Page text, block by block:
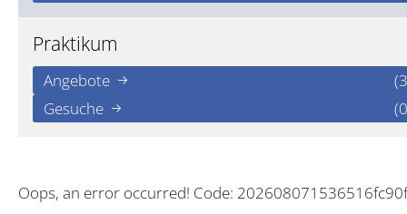
Praktikum
Angebote
Gesuche
Oops, an error occurred! Code: